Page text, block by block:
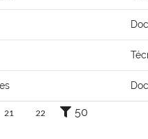
21 22 50